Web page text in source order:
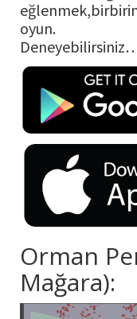
oyun.
Orman
Mağara):